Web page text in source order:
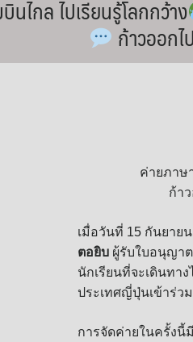
นไกล ไปเรียนรู้โลกกว้าง
ก้าวออก
ค่ายภาษ
ก้า
เมื่อวันที่ 15 กันยาย
ตอยิบ ผู้รับใบอนุญาต
นักเรียนที่จะเดินทา
ประเทศญี่ปุ่นเข้าร่ว
การจัดค่ายในครั้งนี้